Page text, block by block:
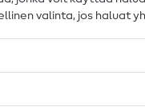
valinta, jos haluat